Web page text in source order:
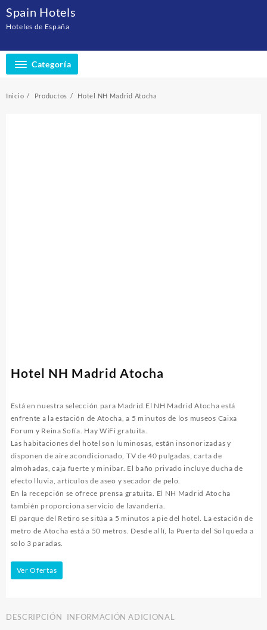
contenido
Spain Hotels
Hoteles de España
Categoría
Inicio Productos Hotel NH Madrid Atocha
Hotel NH Madrid Atocha
Está en nuestra selección para Madrid.El NH Madrid Atocha está
enfrente a la estación de Atocha, a 5 minutos de los museos Caixa
Forum y Reina Sofía. Hay WiFi gratuita.
Las habitaciones del hotel son luminosas, están insonorizadas y
disponen de aire acondicionado, TV de 40 pulgadas, carta de
almohadas, caja fuerte y minibar. El baño privado incluye ducha de
efecto lluvia, artículos de aseo y secador de pelo.
En la recepción se ofrece prensa gratuita. El NH Madrid Atocha
también proporciona servicio de lavandería.
El parque del Retiro se sitúa a 5 minutos a pie del hotel. La estación de
metro de Atocha está a 50 metros. Desde allí, la Puerta del Sol queda a
solo 3 paradas.
Ver Ofertas
DESCRIPCIÓN INFORMACIÓN ADICIONAL